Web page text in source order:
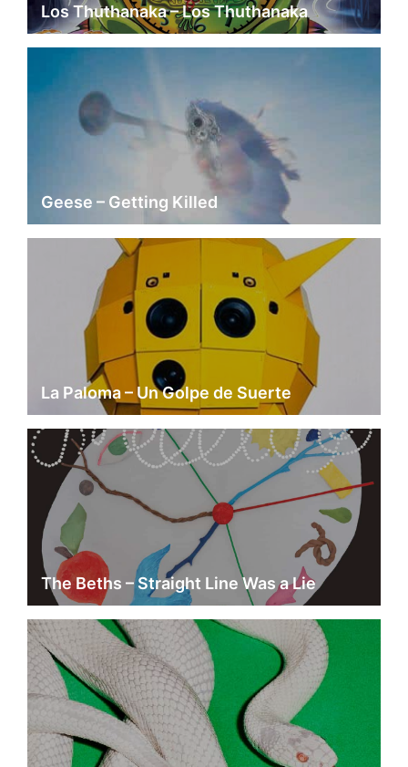
Los Thuthanaka – Los Thuthanaka
Geese – Getting Killed
La Paloma – Un Golpe de Suerte
The Beths – Straight Line Was a Lie